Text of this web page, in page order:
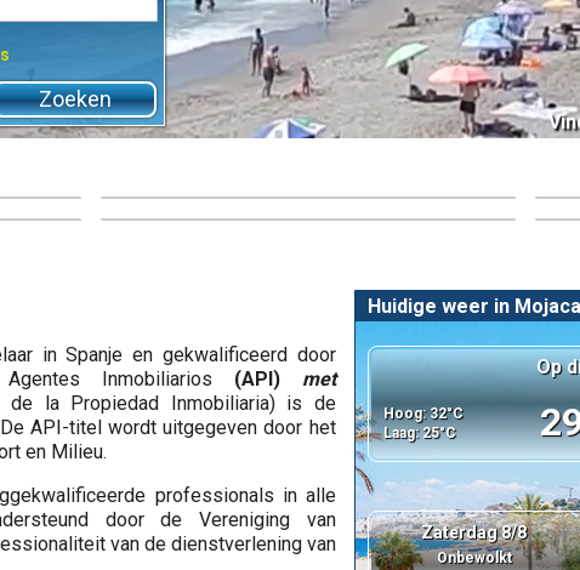
Kies professionele diensten
in Spanje te kopen
Huidige weer in
Op
Hoog: 32°C
Laag: 25°C
Zaterdag 8/8
Onbewolkt
in Spanje en gekwalificeerd door
Inmobiliarios (API)
met
de la Propiedad Inmobiliaria) is de
API-titel wordt uitgegeven door het
en Milieu.
professionals in alle
door de Vereniging van
van de dienstverlening van